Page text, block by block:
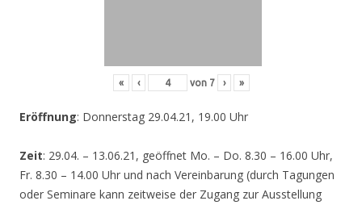
« ‹ von 7 › »
Eröffnung: Donnerstag 29.04.21, 19.00 Uhr
Zeit: 29.04. – 13.06.21, geöffnet Mo. – Do. 8.30 – 16.00 Uhr,
Fr. 8.30 – 14.00 Uhr und nach Vereinbarung (durch Tagungen
oder Seminare kann zeitweise der Zugang zur Ausstellung